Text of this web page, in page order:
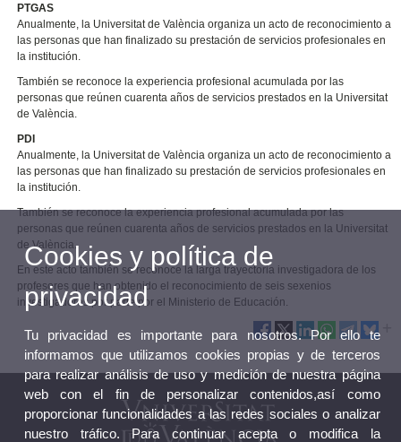
PTGAS
Anualmente, la Universitat de València organiza un acto de reconocimiento a
las personas que han finalizado su prestación de servicios profesionales en
la institución.
También se reconoce la experiencia profesional acumulada por las
personas que reúnen cuarenta años de servicios prestados en la Universitat
de València.
PDI
Anualmente, la Universitat de València organiza un acto de reconocimiento a
las personas que han finalizado su prestación de servicios profesionales en
la institución.
También se reconoce la experiencia profesional acumulada por las
personas que reúnen cuarenta años de servicios prestados en la Universitat
de València.
En este acto también se reconoce la larga trayectoria investigadora de los
profesores que han obtenido el reconocimiento de seis sexenios
investigadores por parte por el Ministerio de Educación.
Cookies y política de
privacidad
Tu privacidad es importante para nosotros. Por ello te
informamos que utilizamos cookies propias y de terceros
para realizar análisis de uso y medición de nuestra página
web con el fin de personalizar contenidos,así como
proporcionar funcionalidades a las redes sociales o analizar
nuestro tráfico. Para continuar acepta o modifica la